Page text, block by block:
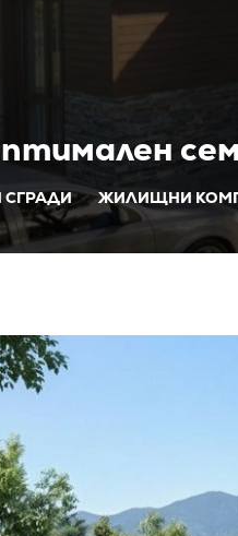
ЖИЛИЩНИ